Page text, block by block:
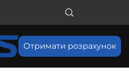
Отримати розрахунок